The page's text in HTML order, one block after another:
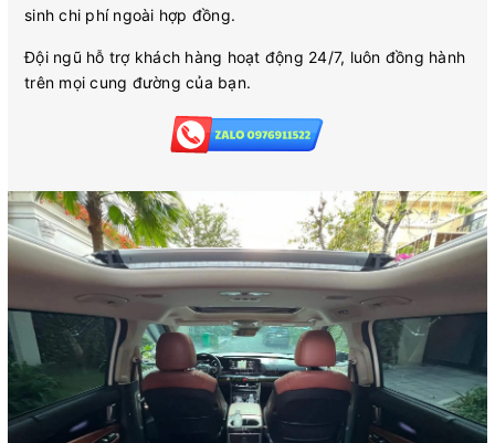
sinh chi phí ngoài hợp đồng.
Đội ngũ hỗ trợ khách hàng hoạt động 24/7, luôn đồng hành
trên mọi cung đường của bạn.